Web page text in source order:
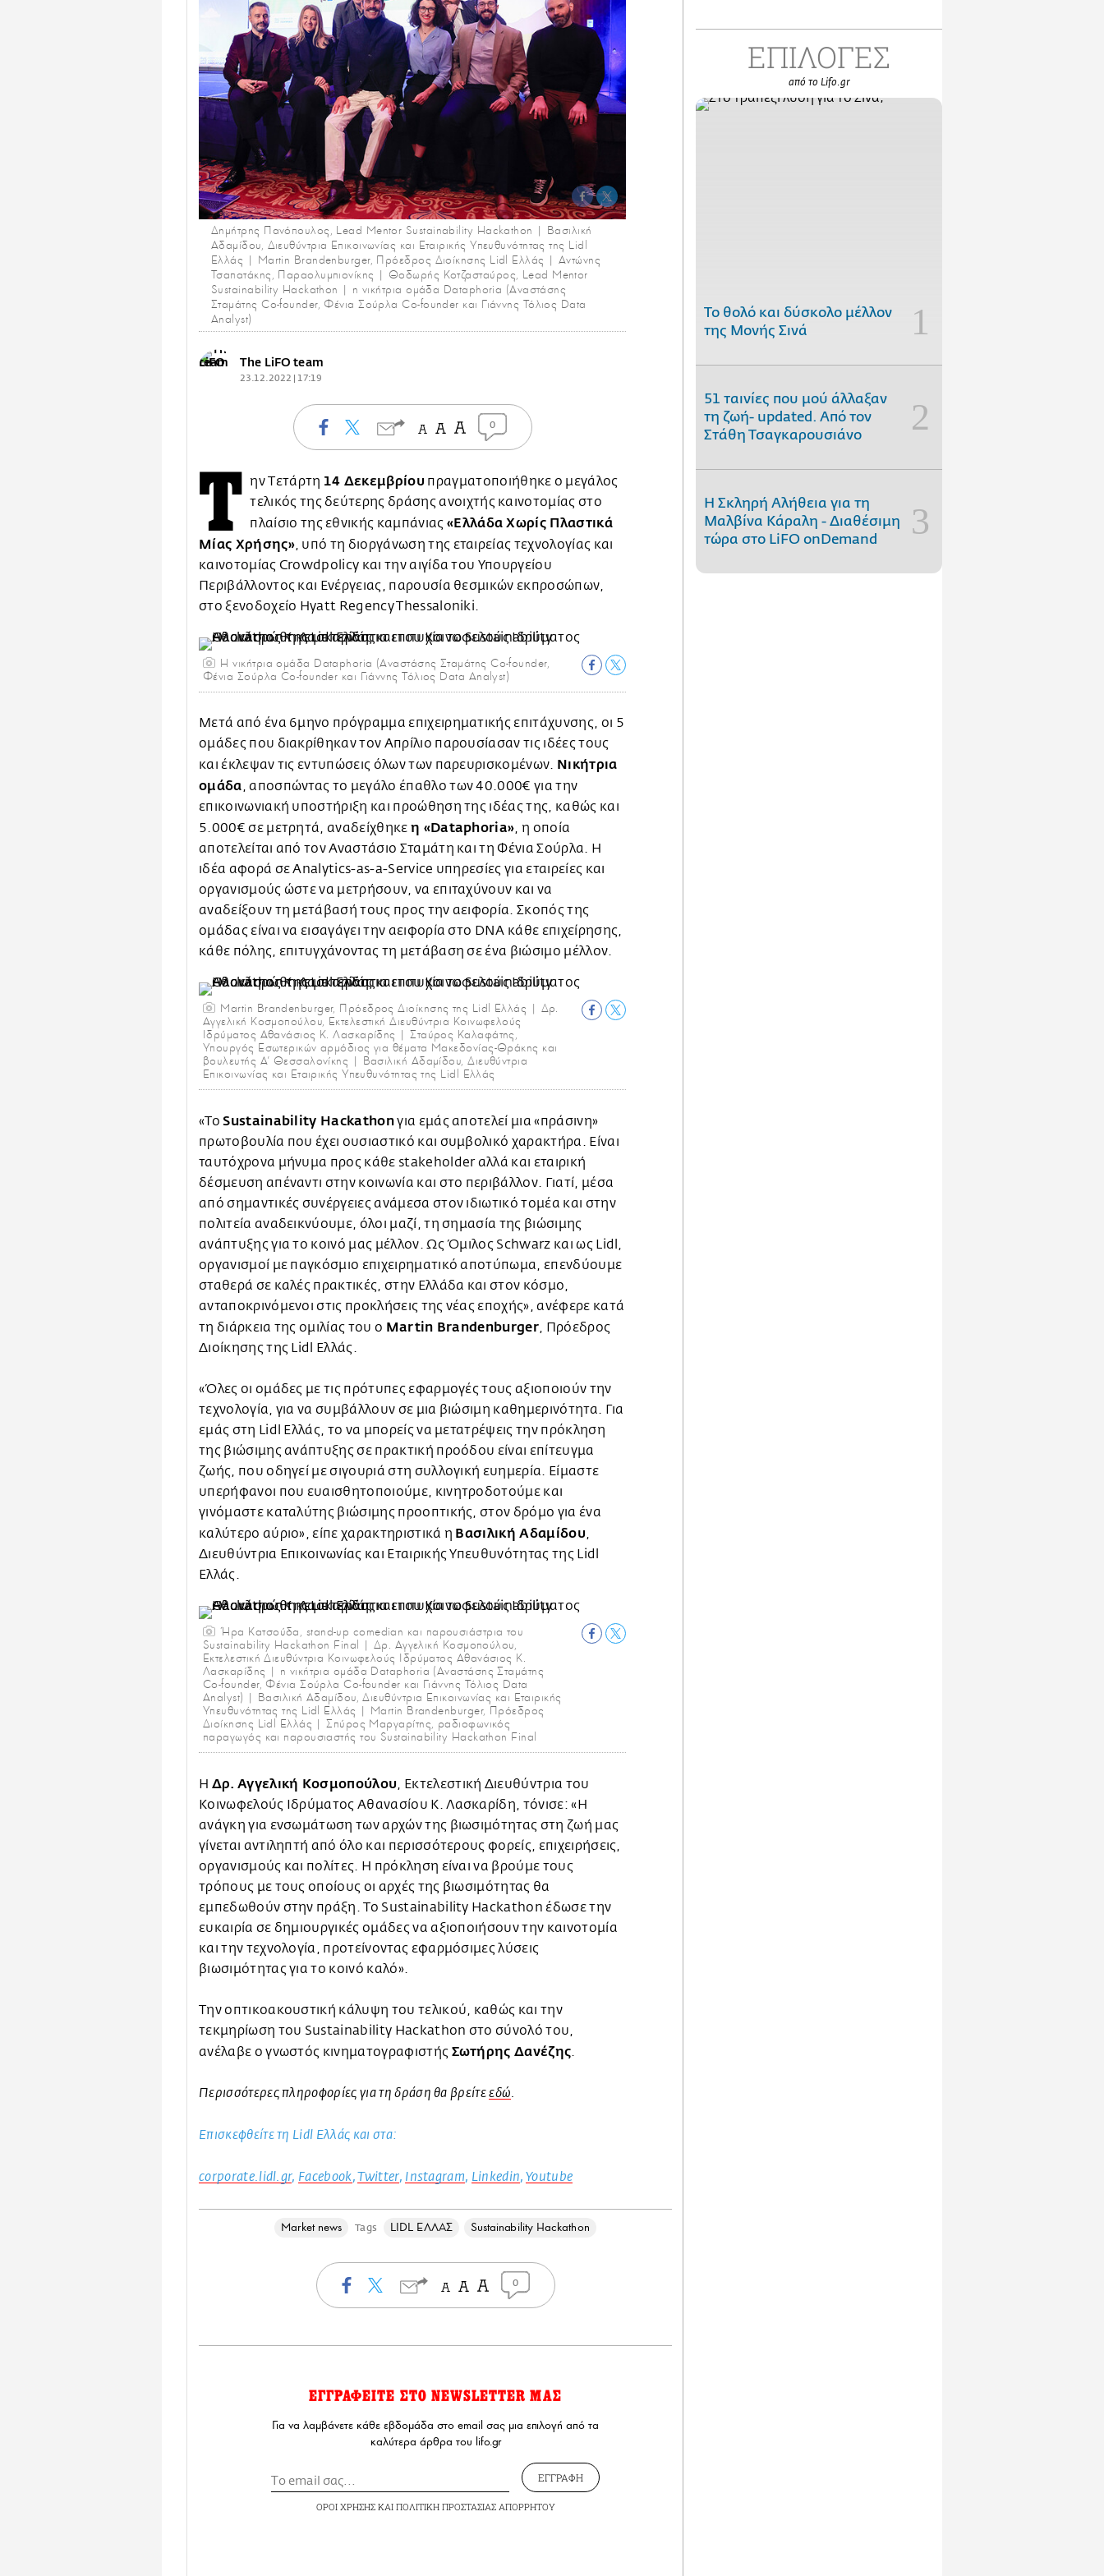
Δημήτρης Πανόπουλος, Lead Mentor Sustainability Hackathon | Βασιλική
Αδαμίδου, Διευθύντρια Επικοινωνίας και Εταιρικής Υπευθυνότητας της Lidl
Ελλάς | Martin Brandenburger, Πρόεδρος Διοίκησης Lidl Ελλάς | Αντώνης
Τσαπατάκης, Παραολυμπιονίκης | Θοδωρής Κοτζασταύρος, Lead Mentor
Sustainability Hackathon | η νικήτρια ομάδα Dataphoria (Αναστάσης
Σταμάτης Co-founder, Φένια Σούρλα Co-founder και Γιάννης Τόλιος Data
Analyst)
The LiFO team
23.12.2022 | 17:19
0
Τ ην Τετάρτη 14 Δεκεμβρίου πραγματοποιήθηκε ο μεγάλος
τελικός της δεύτερης δράσης ανοιχτής καινοτομίας στο
πλαίσιο της εθνικής καμπάνιας «Ελλάδα Χωρίς Πλαστικά
Μίας Χρήσης», υπό τη διοργάνωση της εταιρείας τεχνολογίας και
καινοτομίας Crowdpolicy και την αιγίδα του Υπουργείου
Περιβάλλοντος και Ενέργειας, παρουσία θεσμικών εκπροσώπων,
στο ξενοδοχείο Ηyatt Regency Thessaloniki.
H νικήτρια ομάδα Dataphoria (Αναστάσης Σταμάτης Co-founder,
Φένια Σούρλα Co-founder και Γιάννης Τόλιος Data Analyst)
Mετά από ένα 6μηνο πρόγραμμα επιχειρηματικής επιτάχυνσης, οι 5
ομάδες που διακρίθηκαν τον Απρίλιο παρουσίασαν τις ιδέες τους
και έκλεψαν τις εντυπώσεις όλων των παρευρισκομένων. Νικήτρια
ομάδα, αποσπώντας το μεγάλο έπαθλο των 40.000€ για την
επικοινωνιακή υποστήριξη και προώθηση της ιδέας της, καθώς και
5.000€ σε μετρητά, αναδείχθηκε η «Dataphoria», η οποία
αποτελείται από τον Αναστάσιο Σταμάτη και τη Φένια Σούρλα. Η
ιδέα αφορά σε Analytics-as-a-Service υπηρεσίες για εταιρείες και
οργανισμούς ώστε να μετρήσουν, να επιταχύνουν και να
αναδείξουν τη μετάβασή τους προς την αειφορία. Σκοπός της
ομάδας είναι να εισαγάγει την αειφορία στο DNA κάθε επιχείρησης,
κάθε πόλης, επιτυγχάνοντας τη μετάβαση σε ένα βιώσιμο μέλλον.
Martin Brandenburger, Πρόεδρος Διοίκησης της Lidl Ελλάς | Δρ.
Αγγελική Κοσμοπούλου, Eκτελεστική Διευθύντρια Κοινωφελούς
Ιδρύματος Αθανάσιος Κ. Λασκαρίδης | Σταύρος Καλαφάτης,
Υπουργός Εσωτερικών αρμόδιος για θέματα Μακεδονίας-Θράκης και
βουλευτής Α’ Θεσσαλονίκης | Βασιλική Αδαμίδου, Διευθύντρια
Επικοινωνίας και Εταιρικής Υπευθυνότητας της Lidl Ελλάς
«ΤοSustainability Hackathonγια εμάς αποτελεί μια «πράσινη»
πρωτοβουλία που έχει ουσιαστικό και συμβολικό χαρακτήρα. Είναι
ταυτόχρονα μήνυμα προς κάθε stakeholder αλλά και εταιρική
δέσμευση απέναντι στην κοινωνία και στο περιβάλλον. Γιατί, μέσα
από σημαντικές συνέργειες ανάμεσα στον ιδιωτικό τομέα και στην
πολιτεία αναδεικνύουμε, όλοι μαζί, τη σημασία της βιώσιμης
ανάπτυξης για το κοινό μας μέλλον. Ως Όμιλος Schwarz και ως Lidl,
οργανισμοί με παγκόσμιο επιχειρηματικό αποτύπωμα, επενδύουμε
σταθερά σε καλές πρακτικές, στην Ελλάδα και στον κόσμο,
ανταποκρινόμενοι στις προκλήσεις της νέας εποχής», ανέφερε κατά
τη διάρκεια της ομιλίας του ο Martin Brandenburger, Πρόεδρος
Διοίκησης της Lidl Ελλάς.
«Όλες οι ομάδες με τις πρότυπες εφαρμογές τους αξιοποιούν την
τεχνολογία, για να συμβάλλουν σε μια βιώσιμη καθημερινότητα. Για
εμάς στη Lidl Ελλάς, το να μπορείς να μετατρέψεις την πρόκληση
της βιώσιμης ανάπτυξης σε πρακτική προόδου είναι επίτευγμα
ζωής, που οδηγεί με σιγουριά στη συλλογική ευημερία. Είμαστε
υπερήφανοι που ευαισθητοποιούμε, κινητροδοτούμε και
γινόμαστε καταλύτης βιώσιμης προοπτικής, στον δρόμο για ένα
καλύτερο αύριο», είπε χαρακτηριστικά η Βασιλική Αδαμίδου,
Διευθύντρια Επικοινωνίας και Εταιρικής Υπευθυνότητας της Lidl
Ελλάς.
Ήρα Κατσούδα, stand-up comedian και παρουσιάστρια του
Sustainability Hackathon Final | Δρ. Αγγελική Κοσμοπούλου,
Eκτελεστική Διευθύντρια Κοινωφελούς Ιδρύματος Αθανάσιος Κ.
Λασκαρίδης | η νικήτρια ομάδα Dataphoria (Αναστάσης Σταμάτης
Co-founder, Φένια Σούρλα Co-founder και Γιάννης Τόλιος Data
Analyst) | Βασιλική Αδαμίδου, Διευθύντρια Επικοινωνίας και Εταιρικής
Υπευθυνότητας της Lidl Ελλάς | Martin Brandenburger, Πρόεδρος
Διοίκησης Lidl Ελλάς | Σπύρος Μαργαρίτης, ραδιοφωνικός
παραγωγός και παρουσιαστής του Sustainability Hackathon Final
Η Δρ. Αγγελική Κοσμοπούλου, Εκτελεστική Διευθύντρια του
Κοινωφελούς Ιδρύματος Αθανασίου Κ. Λασκαρίδη, τόνισε: «Η
ανάγκη για ενσωμάτωση των αρχών της βιωσιμότητας στη ζωή μας
γίνεται αντιληπτή από όλο και περισσότερους φορείς, επιχειρήσεις,
οργανισμούς και πολίτες. Η πρόκληση είναι να βρούμε τους
τρόπους με τους οποίους οι αρχές της βιωσιμότητας θα
εμπεδωθούν στην πράξη. To Sustainability Hackathon έδωσε την
ευκαιρία σε δημιουργικές ομάδες να αξιοποιήσουν την καινοτομία
και την τεχνολογία, προτείνοντας εφαρμόσιμες λύσεις
βιωσιμότητας για το κοινό καλό».
Την οπτικοακουστική κάλυψη του τελικού, καθώς και την
τεκμηρίωση του Sustainability Hackathon στο σύνολό του,
ανέλαβε ο γνωστός κινηματογραφιστής Σωτήρης Δανέζης.
Περισσότερες πληροφορίες για τη δράση θα βρείτεεδώ.
Επισκεφθείτε τη Lidl Ελλάς και στα:
corporate.lidl.gr, Facebook, Twitter, Instagram, Linkedin, Youtube
Market news Tags LIDL ΕΛΛΑΣ Sustainability Hackathon
0
ΕΓΓΡΑΦΕΙΤΕ ΣΤΟ NEWSLETTER ΜΑΣ
Για να λαμβάνετε κάθε εβδομάδα στο email σας μια επιλογή από τα
καλύτερα άρθρα του lifo.gr
ΕΓΓΡΑΦΗ
ΟΡΟΙ ΧΡΗΣΗΣΚΑΙ ΠΟΛΙΤΙΚΗ ΠΡΟΣΤΑΣΙΑΣ ΑΠΟΡΡΗΤΟΥ
ΕΠΙΛΟΓΕΣ
από το Lifo.gr
Το θολό και δύσκολο μέλλον
της Μονής Σινά
51 ταινίες που μού άλλαξαν
τη ζωή- updated. Aπό τον
Στάθη Τσαγκαρουσιάνο
Η Σκληρή Αλήθεια για τη
Μαλβίνα Κάραλη - Διαθέσιμη
τώρα στo LiFO onDemand